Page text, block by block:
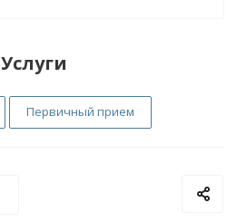
Услуги
Первичный прием